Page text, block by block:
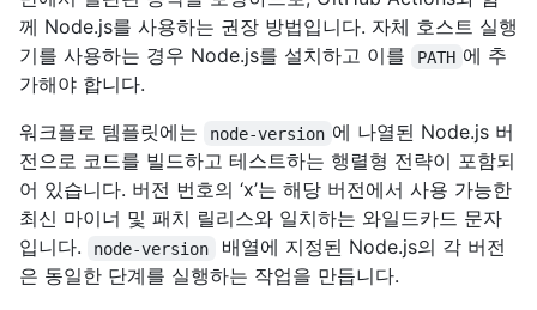
께 Node.js를 사용하는 권장 방법입니다. 자체 호스트 실행
기를 사용하는 경우 Node.js를 설치하고 이를
PATH 에 추
가해야 합니다.
워크플로 템플릿에는
node-version 에 나열된 Node.js 버
전으로 코드를 빌드하고 테스트하는 행렬형 전략이 포함되
어 있습니다. 버전 번호의 ‘x’는 해당 버전에서 사용 가능한
최신 마이너 및 패치 릴리스와 일치하는 와일드카드 문자
입니다.
node-version
배열에 지정된 Node.js의 각 버전
은 동일한 단계를 실행하는 작업을 만듭니다.